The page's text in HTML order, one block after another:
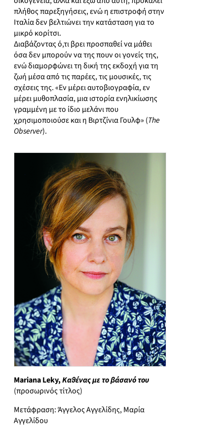
πλήθος παρεξηγήσεις, ενώ η επιστροφή στην
Ιταλία δεν βελτιώνει την κατάσταση για το
μικρό κορίτσι.
Διαβάζοντας ό,τι βρει προσπαθεί να μάθει
όσα δεν μπορούν να της πουν οι γονείς της,
ενώ διαμορφώνει τη δική της εκδοχή για τη
ζωή μέσα από τις παρέες, τις μουσικές, τις
σχέσεις της. «Εν μέρει αυτοβιογραφία, εν
μέρει μυθοπλασία, μια ιστορία ενηλικίωσης
γραμμένη με το ίδιο μελάνι που
χρησιμοποιούσε και η Βιρτζίνια Γουλφ» (The
Observer).
Mariana Leky,Καθένας με το βάσανό του
(προσωρινός τίτλος)
Μετάφραση: Άγγελος Αγγελίδης, Μαρία
Αγγελίδου